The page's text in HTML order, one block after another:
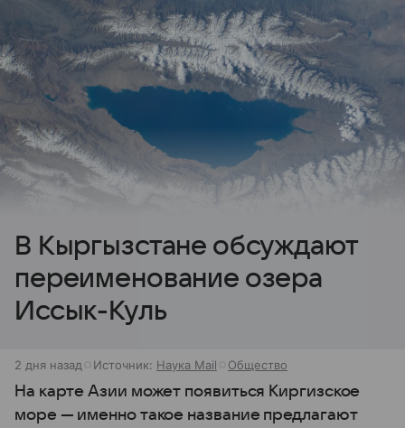
В Кыргызстане обсуждают
переименование озера
Иссык-Куль
2 дня назад Источник: Наука Mail Общество
На карте Азии может появиться Киргизское
море — именно такое название предлагают